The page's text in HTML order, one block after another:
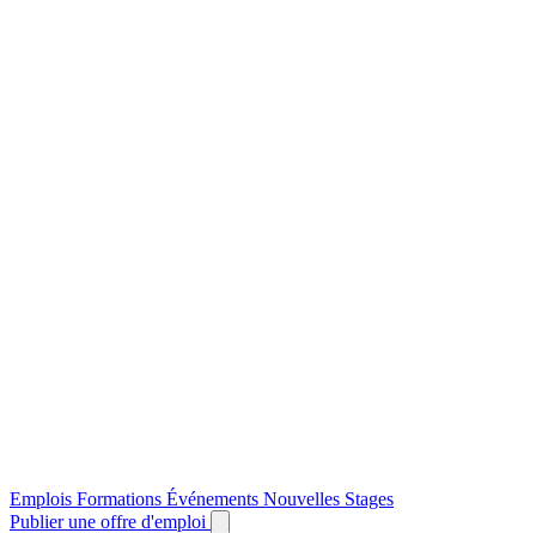
Emplois Formations Événements Nouvelles Stages
Publier une offre d'emploi